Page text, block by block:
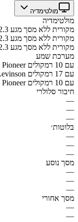
מולטימדיה
מולטימדיה
מקורית ללא מסך מגע 12.3 אינץ'
מקורית ללא מסך מגע 12.3 אינץ'
מקורית ללא מסך מגע 12.3 אינץ'
מערכת שמע
Pioneer עם 10 רמקולים
Mark Levinson עם 17 רמקולים
Pioneer עם 10 רמקולים
חיבור סלולרי
—
—
—
בלוטות׳
—
—
—
מסך נוסע
—
—
—
מסך אחורי
—
—